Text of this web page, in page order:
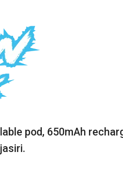
Watermleon ya
pod, 650mAh